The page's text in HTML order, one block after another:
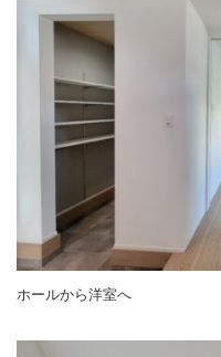
ホールから洋室へ